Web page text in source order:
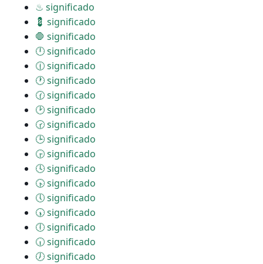
♨ significado
💈 significado
🛑 significado
🕛 significado
🕧 significado
🕐 significado
🕜 significado
🕑 significado
🕝 significado
🕒 significado
🕞 significado
🕓 significado
🕟 significado
🕔 significado
🕠 significado
🕕 significado
🕡 significado
🕖 significado